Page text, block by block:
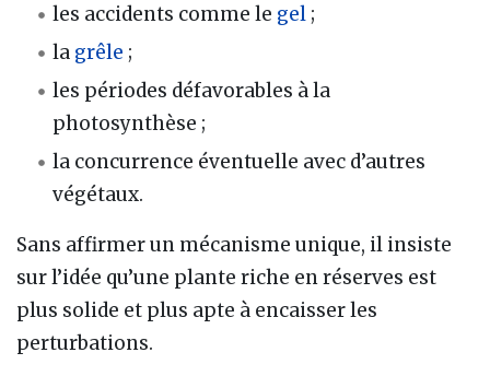
les accidents comme le gel ;
la grêle ;
les périodes défavorables à la
photosynthèse ;
la concurrence éventuelle avec d’autres
végétaux.
Sans affirmer un mécanisme unique, il insiste
sur l’idée qu’une plante riche en réserves est
plus solide et plus apte à encaisser les
perturbations.